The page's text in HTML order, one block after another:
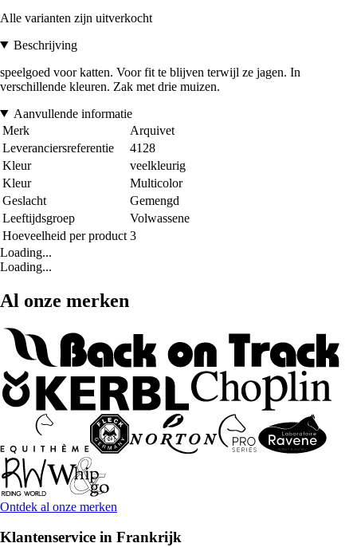
Alle varianten zijn uitverkocht
Beschrijving
speelgoed voor katten. Voor fit te blijven terwijl ze jagen. In
verschillende kleuren. Zak met drie muizen.
Aanvullende informatie
Merk
Arquivet
Leveranciersreferentie
4128
Kleur
veelkleurig
Kleur
Multicolor
Geslacht
Gemengd
Leeftijdsgroep
Volwassene
Hoeveelheid per product 3
Loading...
Loading...
Al onze merken
Ontdek al onze merken
Klantenservice in Frankrijk